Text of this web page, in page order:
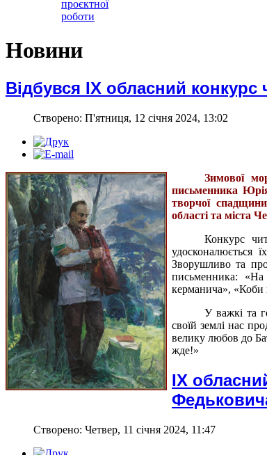
проєктної
роботи
Новини
Відбувся ІХ обласний
Створено: П'ятниця, 12 січня 2024, 13:02
Зимової
письменника
творчої
області та міста
Конкурс
удосконалюється
Зворушливо та
письменника:
керманича», «Коби
У важкі та
своїй землі нас
велику любов до
жде!»
IХ
Створено: Четвер, 11 січня 2024, 11:47